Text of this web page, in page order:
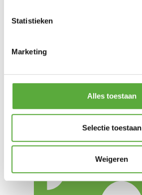
Statistieken
Marketing
Alles toestaan
Selectie toestaan
Weigeren
Gratis verzending vanaf €250,-*